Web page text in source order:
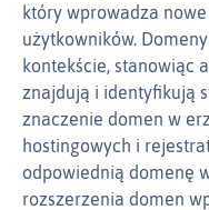
który wprowadza
użytkowników.
kontekście, stanowiąc
znajdują i identyfikują
znaczenie domen w
hostingowych i
odpowiednią domenę
rozszerzenia domen